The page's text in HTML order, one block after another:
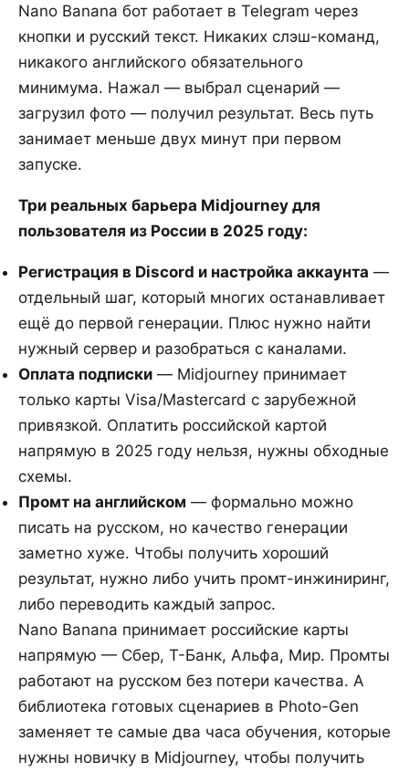
Nano Banana бот работает в Telegram через
кнопки и русский текст. Никаких слэш-команд,
никакого английского обязательного
минимума. Нажал — выбрал сценарий —
загрузил фото — получил результат. Весь путь
занимает меньше двух минут при первом
запуске.
Три реальных барьера Midjourney для
пользователя из России в 2025 году:
Регистрация в Discord и настройка аккаунта —
отдельный шаг, который многих останавливает
ещё до первой генерации. Плюс нужно найти
нужный сервер и разобраться с каналами.
Оплата подписки — Midjourney принимает
только карты Visa/Mastercard с зарубежной
привязкой. Оплатить российской картой
напрямую в 2025 году нельзя, нужны обходные
схемы.
Промт на английском — формально можно
писать на русском, но качество генерации
заметно хуже. Чтобы получить хороший
результат, нужно либо учить промт-инжиниринг,
либо переводить каждый запрос.
Nano Banana принимает российские карты
напрямую — Сбер, Т-Банк, Альфа, Мир. Промты
работают на русском без потери качества. А
библиотека готовых сценариев в Photo-Gen
заменяет те самые два часа обучения, которые
нужны новичку в Midjourney, чтобы получить